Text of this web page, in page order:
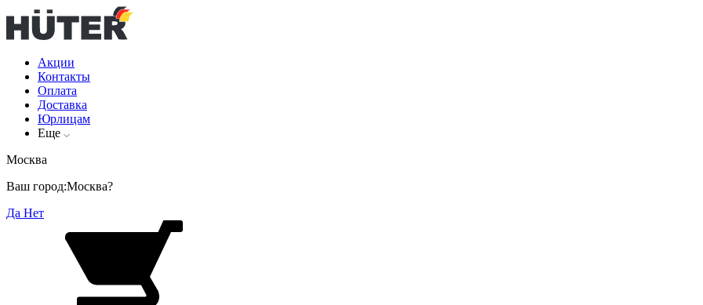
Акции
Контакты
Оплата
Доставка
Юрлицам
Еще
Москва
Ваш город:Москва?
Да Нет